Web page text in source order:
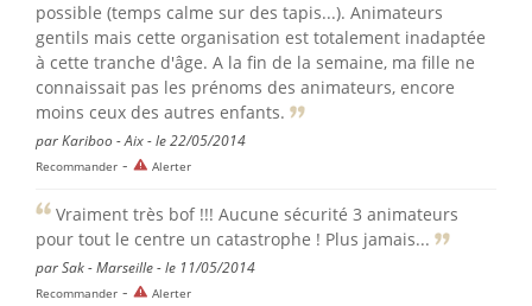
possible (temps calme sur des tapis...). Animateurs
gentils mais cette organisation est totalement inadaptée
à cette tranche d'âge. A la fin de la semaine, ma fille ne
connaissait pas les prénoms des animateurs, encore
moins ceux des autres enfants.
par Kariboo - Aix - le 22/05/2014
Recommander - Alerter
Vraiment très bof !!! Aucune sécurité 3 animateurs
pour tout le centre un catastrophe ! Plus jamais...
par Sak - Marseille - le 11/05/2014
Recommander - Alerter